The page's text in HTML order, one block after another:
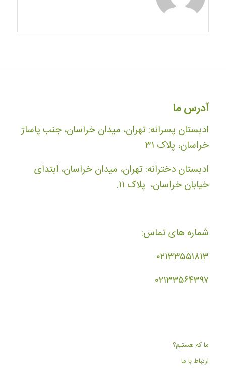
آدرس ما
ادبستان پسرانه: تهران، میدان خراسان، جنب پاساژ
خراسان، پلاک ۳۱
ادبستان دخترانه: تهران، میدان خراسان، ابتدای
خیابان خراسان، پلاک ۱۱.
شماره های تماس:
۰۲۱۳۳۵۵۱۸۱۳
۰۲۱۳۳۵۶۴۳۹۷
ما که هستیم؟
ارتباط با ما